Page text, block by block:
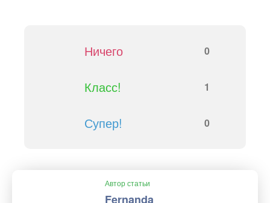
Ничего 0
Класс! 1
Супер! 0
Автор статьи
Fernanda